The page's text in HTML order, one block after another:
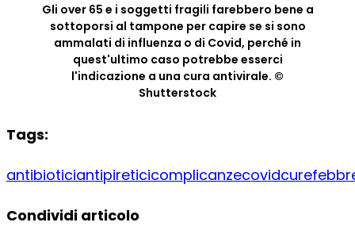
Gli over 65 e i soggetti fragili farebbero bene a
sottoporsi al tampone per capire se si sono
ammalati di influenza o di Covid, perché in
quest'ultimo caso potrebbe esserci
l'indicazione a una cura antivirale. ©
Shutterstock
Tags:
antibioticiantipireticicomplicanzecovidcure
Condividi articolo